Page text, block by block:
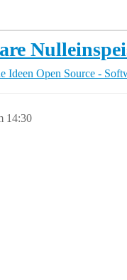
Ideen Open Source -
14:30